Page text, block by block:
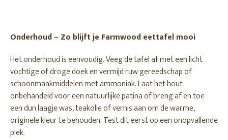
Onderhoud – Zo blijft je Farmwood eettafel mooi
Het onderhoud is eenvoudig. Veeg de tafel af met een licht
vochtige of droge doek en vermijd ruw gereedschap of
schoonmaakmiddelen met ammoniak. Laat het hout
onbehandeld voor een natuurlijke patina of breng af en toe
een dun laagje was, teakolie of vernis aan om de warme,
originele kleur te behouden. Test dit eerst op een onopvallende
plek.